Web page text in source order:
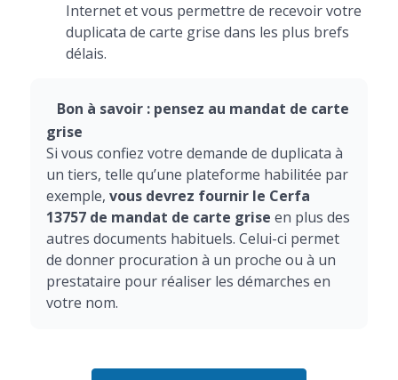
Internet et vous permettre de recevoir votre
duplicata de carte grise dans les plus brefs
délais.
Bon à savoir : pensez au mandat de carte
grise
Si vous confiez votre demande de duplicata à
un tiers, telle qu’une plateforme habilitée par
exemple, vous devrez fournir le Cerfa
13757 de mandat de carte grise en plus des
autres documents habituels. Celui-ci permet
de donner procuration à un proche ou à un
prestataire pour réaliser les démarches en
votre nom.